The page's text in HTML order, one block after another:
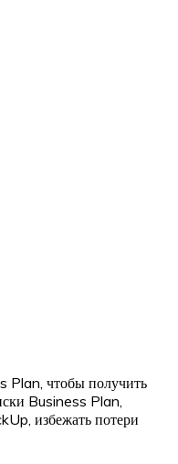
Plan, чтобы получить
Business Plan,
избежать потери